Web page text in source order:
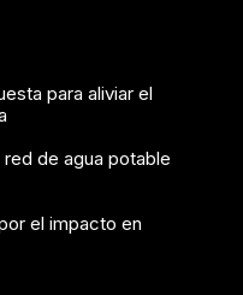
para aliviar el
de agua potable
el impacto en